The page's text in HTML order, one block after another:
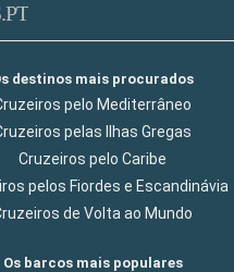
destinos mais procurados
pelo Mediterrâneo
pelas Ilhas Gregas
Cruzeiros pelo Caribe
pelos Fiordes e Escandinávia
de Volta ao Mundo
Os barcos mais populares